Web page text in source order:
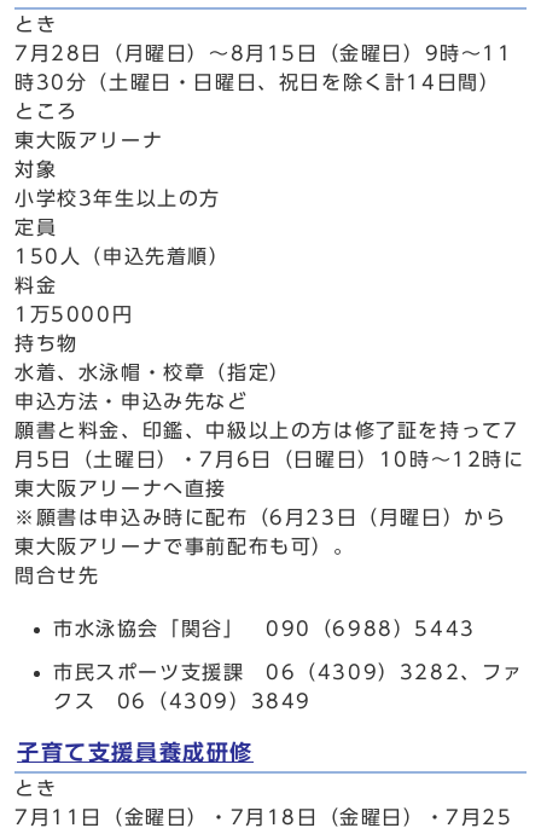
とき
7月28日（月曜日）～8月15日（金曜日）9時～11
時30分（土曜日・日曜日、祝日を除く計14日間）
ところ
東大阪アリーナ
対象
小学校3年生以上の方
定員
150人（申込先着順）
料金
1万5000円
持ち物
水着、水泳帽・校章（指定）
申込方法・申込み先など
願書と料金、印鑑、中級以上の方は修了証を持って7
月5日（土曜日）・7月6日（日曜日）10時～12時に
東大阪アリーナへ直接
※願書は申込み時に配布（6月23日（月曜日）から
東大阪アリーナで事前配布も可）。
問合せ先
市水泳協会「関谷」 090（6988）5443
市民スポーツ支援課 06（4309）3282、ファ
クス 06（4309）3849
子育て支援員養成研修
とき
7月11日（金曜日）・7月18日（金曜日）・7月25